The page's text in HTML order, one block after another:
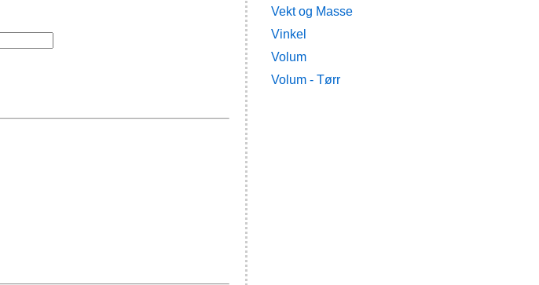
Vekt og Masse
Vinkel
Volum
Volum - Tørr